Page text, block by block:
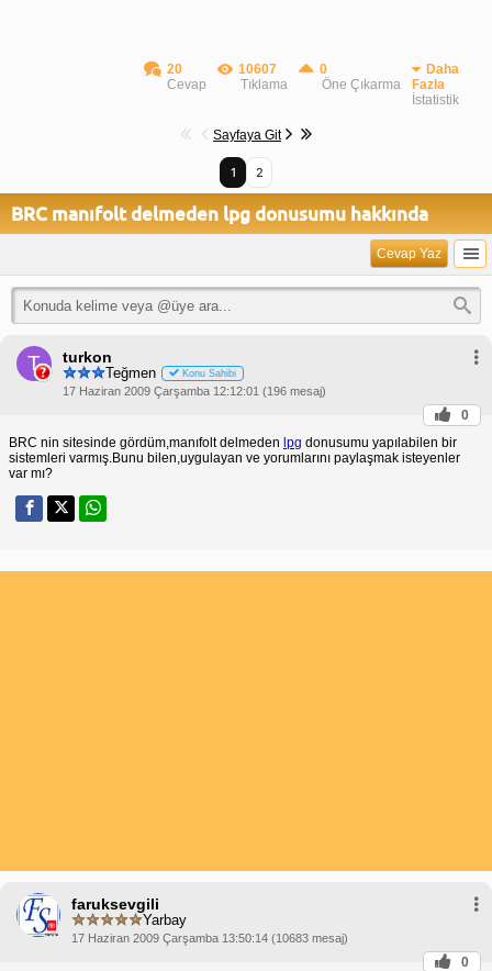
20
Cevap
10607
Tıklama
0
Öne Çıkarma
Daha
Fazla
İstatistik
Sayfaya Git
1 2
BRC manıfolt delmeden lpg donusumu hakkında
Cevap Yaz
T turkon
Teğmen Konu Sahibi
17 Haziran 2009 Çarşamba 12:12:01 (196 mesaj)
0
BRC nin sitesinde gördüm,manıfolt delmeden lpg donusumu yapılabilen bir
sistemleri varmış.Bunu bilen,uygulayan ve yorumlarını paylaşmak isteyenler
var mı?
faruksevgili
Yarbay
17 Haziran 2009 Çarşamba 13:50:14 (10683 mesaj)
0